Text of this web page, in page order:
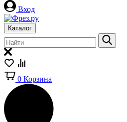
Вход
Каталог
0 Корзина